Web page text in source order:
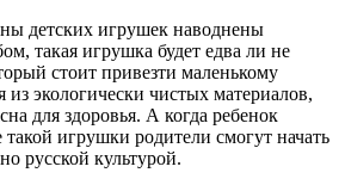
детских игрушек наводнены
такая игрушка будет едва ли не
стоит привезти маленькому
экологически чистых материалов,
для здоровья. А когда ребенок
такой игрушки родители смогут начать
русской культурой.